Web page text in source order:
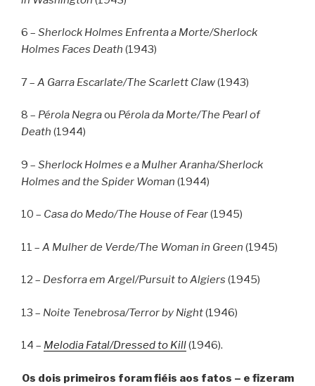
6 – Sherlock Holmes Enfrenta a Morte/Sherlock
Holmes Faces Death (1943)
7 – A Garra Escarlate/The Scarlett Claw(1943)
8 – Pérola Negraou Pérola da Morte/The Pearl of
Death (1944)
9 – Sherlock Holmes e a Mulher Aranha/Sherlock
Holmes and the Spider Woman (1944)
10 – Casa do Medo/The House of Fear(1945)
11 – A Mulher de Verde/The Woman in Green (1945)
12 – Desforra em Argel/Pursuit to Algiers (1945)
13 – Noite Tenebrosa/Terror by Night(1946)
14 – Melodia Fatal/Dressed to Kill(1946).
Os dois primeiros foram fiéis aos fatos – e fizeram